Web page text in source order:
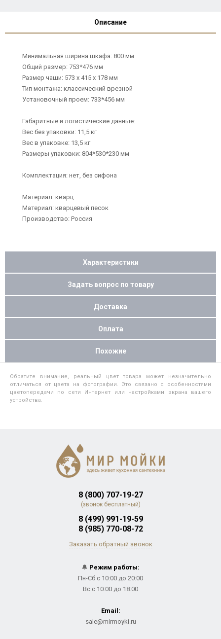
Описание
Минимальная ширина шкафа: 800 мм
Общий размер: 753*476 мм
Размер чаши: 573 х 415 х 178 мм
Тип монтажа: классический врезной
Установочный проем: 733*456 мм
Габаритные и логистические данные:
Вес без упаковки: 11,5 кг
Вес в упаковке: 13,5 кг
Размеры упаковки: 804*530*230 мм
Комплектация: нет, без сифона
Материал: кварц
Материал: кварцевый песок
Производство: Россия
Характеристики
Задать вопрос по товару
Доставка
Оплата
Похожие
Обратите внимание, реальный цвет товара может незначительно
отличаться от цвета на фотографии. Это связано с особенностями
цветопередачи по сети Интернет или настройками экрана вашего
устройства.
8 (800) 707-19-27
(звонок бесплатный)
8 (499) 991-19-59
8 (985) 770-08-72
Заказать обратный звонок
🔔 Режим работы:
Пн-Сб с 10:00 до 20:00
Вс с 10:00 до 18:00
Email:
sale@mirmoyki.ru